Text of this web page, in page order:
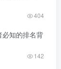
404
必知的排名背
142